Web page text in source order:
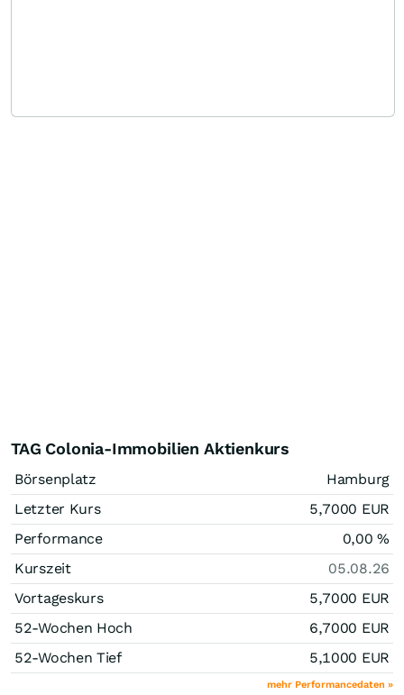
TAG Colonia-Immobilien Aktienkurs
Börsenplatz
Hamburg
Letzter Kurs
5,7000 EUR
Performance
0,00%
Kurszeit
05.08.26
Vortageskurs
5,7000 EUR
52-Wochen Hoch
6,7000 EUR
52-Wochen Tief
5,1000 EUR
mehr Performancedaten »